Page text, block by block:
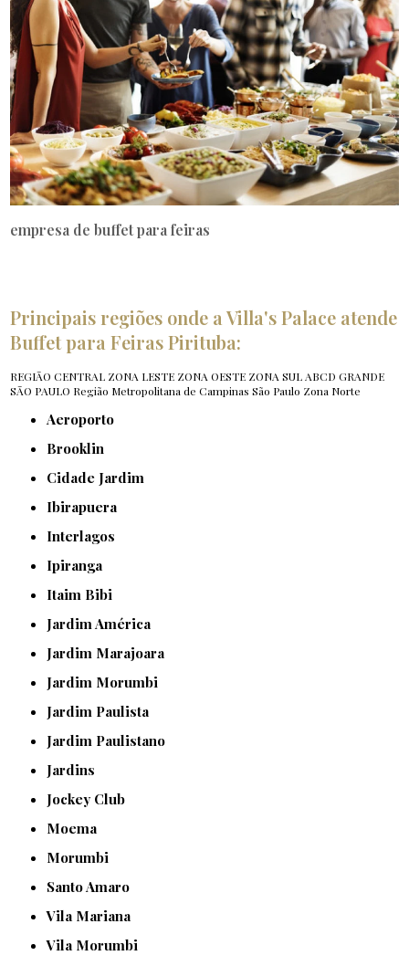
empresa de buffet para feiras
Principais regiões onde a Villa's Palace atende
Buffet para Feiras Pirituba:
REGIÃO CENTRAL ZONA LESTE ZONA OESTE ZONA SUL ABCD GRANDE
SÃO PAULO Região Metropolitana de Campinas São Paulo Zona Norte
Aeroporto
Brooklin
Cidade Jardim
Ibirapuera
Interlagos
Ipiranga
Itaim Bibi
Jardim América
Jardim Marajoara
Jardim Morumbi
Jardim Paulista
Jardim Paulistano
Jardins
Jockey Club
Moema
Morumbi
Santo Amaro
Vila Mariana
Vila Morumbi